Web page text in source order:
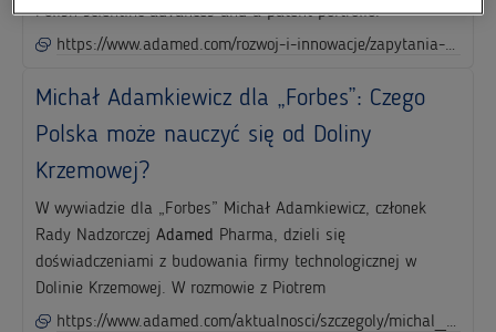
Polish scientific advances and a patent portfolio.
https://www.adamed.com/rozwoj-i-innowacje/zapytania-ofertowe-i-przetargi/zapytanie-ofertowe-rfp-027916-badanie-farmakokinetyczne-badanych-produktow-leczniczych-do-podania-wziewnego
Michał Adamkiewicz dla „Forbes”: Czego
Polska może nauczyć się od Doliny
Krzemowej?
W wywiadzie dla „Forbes” Michał Adamkiewicz, członek
Rady Nadzorczej Adamed Pharma, dzieli się
doświadczeniami z budowania firmy technologicznej w
Dolinie Krzemowej. W rozmowie z Piotrem
https://www.adamed.com/aktualnosci/szczegoly/michal_adamkiewicz_dla_forbes_czego_polska_moze_sie_nauczyc_od_doliny_krzemowej